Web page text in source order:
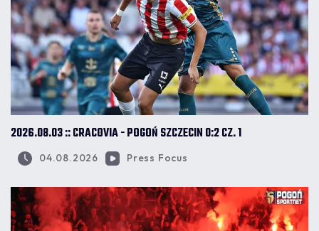
2026.08.03 :: CRACOVIA - POGOŃ SZCZECIN 0:2 CZ. 1
04.08.2026 Press Focus